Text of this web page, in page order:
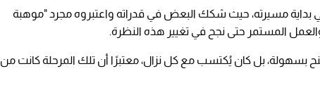
بداية مسيرته، حيث شكك البعض في قدراته واعتبروه مجرد "موهبة
المستمر حتى نجح في تغيير هذه النظرة.
بسهولة، بل كان يُكتسب مع كل نزال، معتبرًا أن تلك المرحلة كانت من